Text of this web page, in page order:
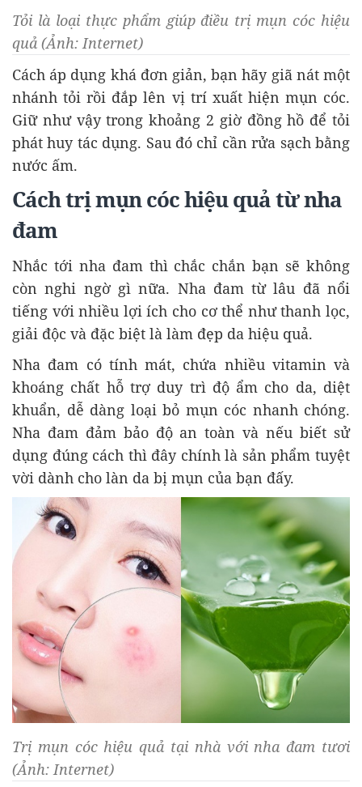
Tỏi là loại thực phẩm giúp điều trị mụn cóc hiệu
quả (Ảnh: Internet)
Cách áp dụng khá đơn giản, bạn hãy giã nát một
nhánh tỏi rồi đắp lên vị trí xuất hiện mụn cóc.
Giữ như vậy trong khoảng 2 giờ đồng hồ để tỏi
phát huy tác dụng. Sau đó chỉ cần rửa sạch bằng
nước ấm.
Cách trị mụn cóc hiệu quả từ nha
đam
Nhắc tới nha đam thì chắc chắn bạn sẽ không
còn nghi ngờ gì nữa. Nha đam từ lâu đã nổi
tiếng với nhiều lợi ích cho cơ thể như thanh lọc,
giải độc và đặc biệt là làm đẹp da hiệu quả.
Nha đam có tính mát, chứa nhiều vitamin và
khoáng chất hỗ trợ duy trì độ ẩm cho da, diệt
khuẩn, dễ dàng loại bỏ mụn cóc nhanh chóng.
Nha đam đảm bảo độ an toàn và nếu biết sử
dụng đúng cách thì đây chính là sản phẩm tuyệt
vời dành cho làn da bị mụn của bạn đấy.
Trị mụn cóc hiệu quả tại nhà với nha đam tươi
(Ảnh: Internet)